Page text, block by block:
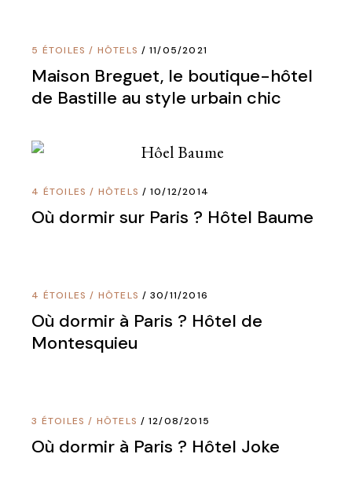
5 ÉTOILES / HÔTELS 11/05/2021
Maison Breguet, le boutique-hôtel
de Bastille au style urbain chic
4 ÉTOILES / HÔTELS 10/12/2014
Où dormir sur Paris ? Hôtel Baume
4 ÉTOILES / HÔTELS 30/11/2016
Où dormir à Paris ? Hôtel de
Montesquieu
3 ÉTOILES / HÔTELS 12/08/2015
Où dormir à Paris ? Hôtel Joke